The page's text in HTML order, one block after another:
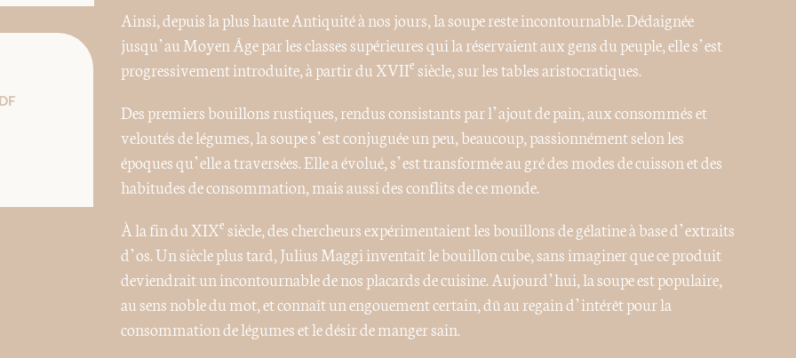
Ainsi, depuis la plus haute Antiquité à nos jours, la soupe reste incontournable. Dédaignée
jusqu’au Moyen Âge par les classes supérieures qui la réservaient aux gens du peuple, elle s’est
progressivement introduite, à partir du XVIIe siècle, sur les tables aristocratiques.
Des premiers bouillons rustiques, rendus consistants par l’ajout de pain, aux consommés et
veloutés de légumes, la soupe s’est conjuguée un peu, beaucoup, passionnément selon les
époques qu’elle a traversées. Elle a évolué, s’est transformée au gré des modes de cuisson et des
habitudes de consommation, mais aussi des conflits de ce monde.
À la fin du XIXe siècle, des chercheurs expérimentaient les bouillons de gélatine à base d’extraits
d’os. Un siècle plus tard, Julius Maggi inventait le bouillon cube, sans imaginer que ce produit
deviendrait un incontournable de nos placards de cuisine. Aujourd’hui, la soupe est populaire,
au sens noble du mot, et connaît un engouement certain, dû au regain d’intérêt pour la
consommation de légumes et le désir de manger sain.